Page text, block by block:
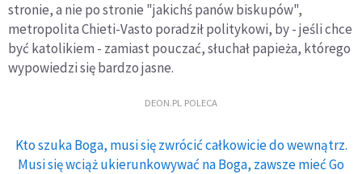
stronie, a nie po stronie "jakichś panów biskupów",
metropolita Chieti-Vasto poradził politykowi, by - jeśli chce
być katolikiem - zamiast pouczać, słuchał papieża, którego
wypowiedzi się bardzo jasne.
DEON.PL POLECA
Kto szuka Boga, musi się zwrócić całkowicie do wewnątrz.
Musi się wciąż ukierunkowywać na Boga, zawsze mieć Go